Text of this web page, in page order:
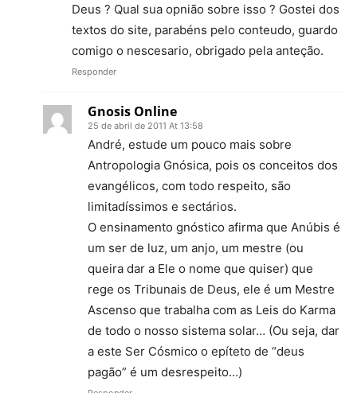
Deus ? Qual sua opnião sobre isso ? Gostei dos
textos do site, parabéns pelo conteudo, guardo
comigo o nescesario, obrigado pela anteção.
Responder
Gnosis Online
25 de abril de 2011 At 13:58
André, estude um pouco mais sobre
Antropologia Gnósica, pois os conceitos dos
evangélicos, com todo respeito, são
limitadíssimos e sectários.
O ensinamento gnóstico afirma que Anúbis é
um ser de luz, um anjo, um mestre (ou
queira dar a Ele o nome que quiser) que
rege os Tribunais de Deus, ele é um Mestre
Ascenso que trabalha com as Leis do Karma
de todo o nosso sistema solar… (Ou seja, dar
a este Ser Cósmico o epíteto de “deus
pagão” é um desrespeito…)